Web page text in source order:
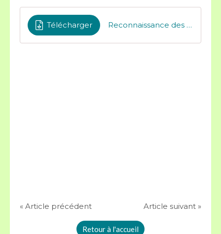
Télécharger Reconnaissance des lettres association rabounia
« Article précédent Article suivant »
Retour à l'accueil